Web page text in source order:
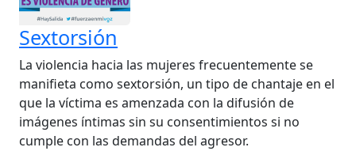
Sextorsión
La violencia hacia las mujeres frecuentemente se
manifieta como sextorsión, un tipo de chantaje en el
que la víctima es amenzada con la difusión de
imágenes íntimas sin su consentimientos si no
cumple con las demandas del agresor.